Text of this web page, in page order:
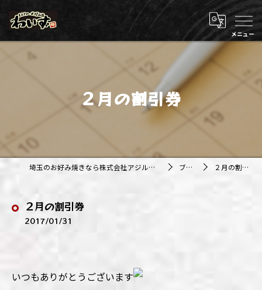
２月の割引券
埼玉のお好み焼きなら株式会社アジルカンパニー ブログ ２月の割引券
２月の割引券
2017/01/31
いつもありがとうございます